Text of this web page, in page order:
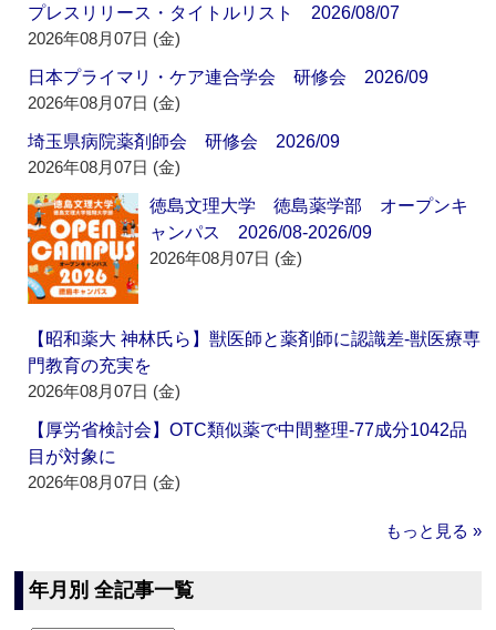
プレスリリース・タイトルリスト 2026/08/07
2026年08月07日 (金)
日本プライマリ・ケア連合学会 研修会 2026/09
2026年08月07日 (金)
埼玉県病院薬剤師会 研修会 2026/09
2026年08月07日 (金)
徳島文理大学 徳島薬学部 オープンキ
ャンパス 2026/08-2026/09
2026年08月07日 (金)
【昭和薬大 神林氏ら】獣医師と薬剤師に認識差‐獣医療専
門教育の充実を
2026年08月07日 (金)
【厚労省検討会】OTC類似薬で中間整理‐77成分1042品
目が対象に
2026年08月07日 (金)
もっと見る »
年月別 全記事一覧